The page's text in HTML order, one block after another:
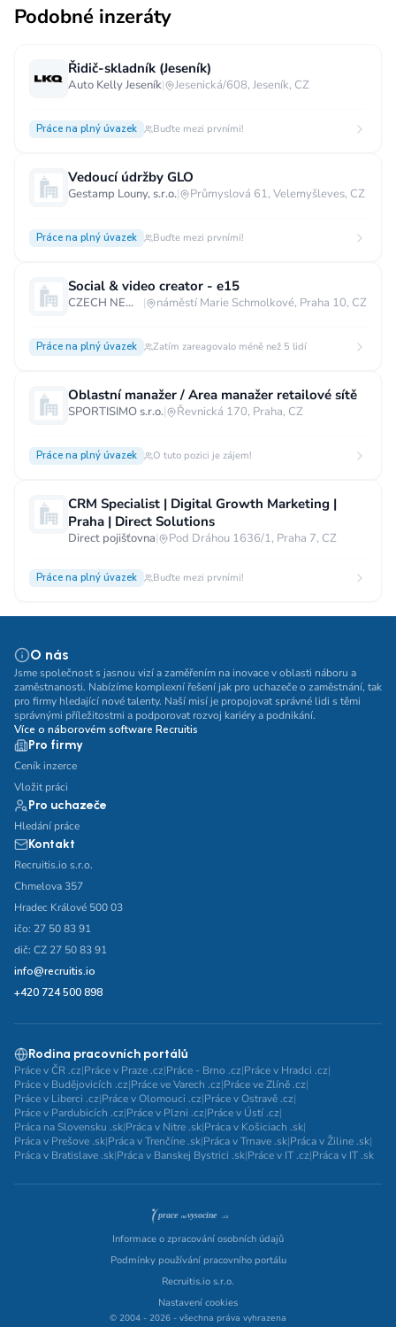
Podobné inzeráty
Řidič-skladník (Jeseník)
Auto Kelly Jeseník| Jesenická/608, Jeseník, CZ
Práce na plný úvazek Buďte mezi prvními!
Vedoucí údržby GLO
Gestamp Louny, s.r.o.| Průmyslová 61, Velemyšleves, CZ
Práce na plný úvazek Buďte mezi prvními!
Social & video creator - e15
CZECH NEWS CENTER a.s. | náměstí Marie Schmolkové, Praha 10, CZ
Práce na plný úvazek Zatím zareagovalo méně než 5 lidí
Oblastní manažer / Area manažer retailové sítě
SPORTISIMO s.r.o.| Řevnická 170, Praha, CZ
Práce na plný úvazek O tuto pozici je zájem!
CRM Specialist | Digital Growth Marketing |
Praha | Direct Solutions
Direct pojišťovna| Pod Dráhou 1636/1, Praha 7, CZ
Práce na plný úvazek Buďte mezi prvními!
O nás
Jsme společnost s jasnou vizí a zaměřením na inovace v oblasti náboru a
zaměstnanosti. Nabízíme komplexní řešení jak pro uchazeče o zaměstnání, tak
pro firmy hledající nové talenty. Naší misí je propojovat správné lidi s těmi
správnými příležitostmi a podporovat rozvoj kariéry a podnikání.
Více o náborovém software Recruitis
Pro firmy
Ceník inzerce
Vložit práci
Pro uchazeče
Hledání práce
Kontakt
Recruitis.io s.r.o.
Chmelova 357
Hradec Králové 500 03
ičo: 27 50 83 91
dič: CZ 27 50 83 91
info@recruitis.io
+420 724 500 898
Rodina pracovních portálů
Práce v ČR .cz|Práce v Praze .cz|Práce - Brno .cz|Práce v Hradci .cz|
Práce v Budějovicích .cz|Práce ve Varech .cz|Práce ve Zlíně .cz|
Práce v Liberci .cz|Práce v Olomouci .cz|Práce v Ostravě .cz|
Práce v Pardubicích .cz|Práce v Plzni .cz|Práce v Ústí .cz|
Práca na Slovensku .sk|Práca v Nitre .sk|Práca v Košiciach .sk|
Práca v Prešove .sk|Práca v Trenčíne .sk|Práca v Trnave .sk|Práca v Žiline .sk|
Práca v Bratislave .sk|Práca v Banskej Bystrici .sk|Práce v IT .cz|Práca v IT .sk
Informace o zpracování osobních údajů
Podmínky používání pracovního portálu
Recruitis.io s.r.o.
Nastavení cookies
© 2004 - 2026 - všechna práva vyhrazena